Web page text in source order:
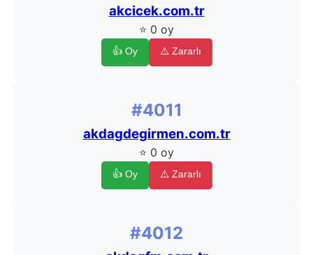
akcicek.com.tr
⭐ 0 oy
👍 Oy ⚠️ Zararlı
#4011
akdagdegirmen.com.tr
⭐ 0 oy
👍 Oy ⚠️ Zararlı
#4012